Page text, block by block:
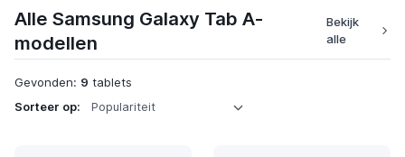
Alle Samsung Galaxy Tab A-
modellen
Bekijk
alle
Gevonden: 9 tablets
Sorteer op: